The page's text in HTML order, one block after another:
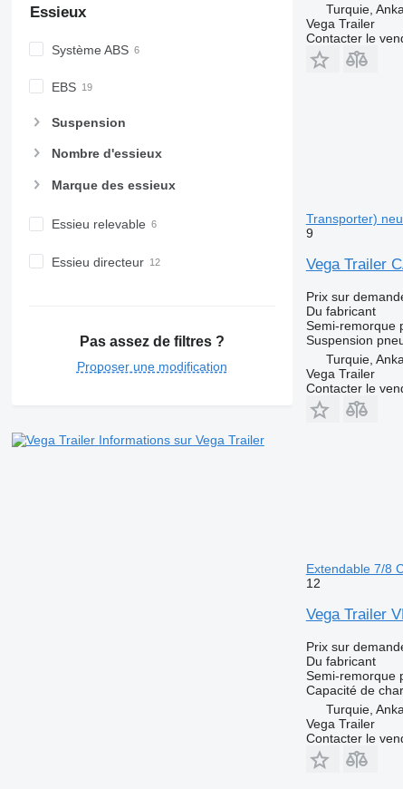
Essieux
Système ABS
EBS
Suspension
Nombre d'essieux
Marque des essieux
Essieu relevable
Essieu directeur
Pas assez de filtres ?
Proposer une modification
Informations sur Vega Trailer
Turquie,
Vega Trailer
Contacter le
Transporter)
9
Vega Trailer
Prix sur
Du fabricant
Semi-remorque
Suspension
Turquie,
Vega Trailer
Contacter le
Extendable 7/8
12
Vega Trailer
Prix sur
Du fabricant
Semi-remorque
Capacité de
Turquie,
Vega Trailer
Contacter le